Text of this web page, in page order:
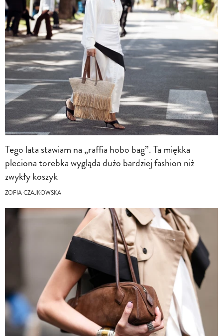
Tego lata stawiam na „raffia hobo bag”. Ta miękka
pleciona torebka wygląda dużo bardziej fashion niż
zwykły koszyk
ZOFIA CZAJKOWSKA